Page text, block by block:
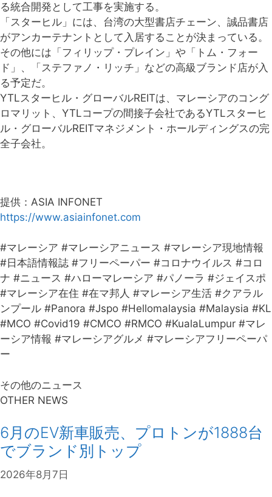
る統合開発として工事を実施する。
「スターヒル」には、台湾の大型書店チェーン、誠品書店
がアンカーテナントとして入居することが決まっている。
その他には「フィリップ・プレイン」や「トム・フォー
ド」、「ステファノ・リッチ」などの高級ブランド店が入
る予定だ。
YTLスターヒル・グローバルREITは、マレーシアのコング
ロマリット、YTLコープの間接子会社であるYTLスターヒ
ル・グローバルREITマネジメント・ホールディングスの完
全子会社。
提供：ASIA INFONET
https://www.asiainfonet.com
#マレーシア #マレーシアニュース #マレーシア現地情報
#日本語情報誌 #フリーペーパー #コロナウイルス #コロ
ナ #ニュース #ハローマレーシア #パノーラ #ジェイスポ
#マレーシア在住 #在マ邦人 #マレーシア生活 #クアラル
ンプール #Panora #Jspo #Hellomalaysia #Malaysia #KL
#MCO #Covid19 #CMCO #RMCO #KualaLumpur #マレ
ーシア情報 #マレーシアグルメ #マレーシアフリーペーパ
ー
その他のニュース
OTHER NEWS
6月のEV新車販売、プロトンが1888台
でブランド別トップ
2026年8月7日